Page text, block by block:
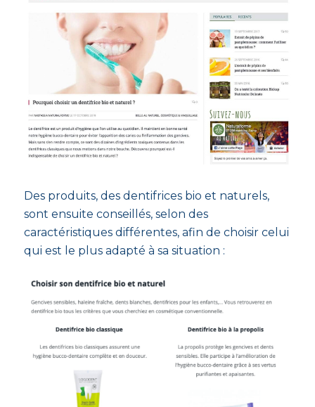
Des produits, des dentifrices bio et naturels,
sont ensuite conseillés, selon des
caractéristiques différentes, afin de choisir celui
qui est le plus adapté à sa situation :